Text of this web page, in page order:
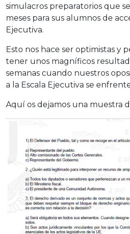
simulacros preparatorios que
meses para sus alumnos de
Ejecutiva.
Esto nos hace ser optimistas y
tener unos magníficos
semanas cuando nuestros
a la Escala Ejecutiva se
Aquí os dejamos una muestra